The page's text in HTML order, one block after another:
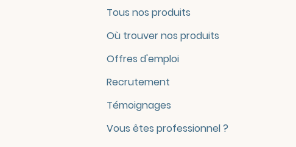
Tous nos produits
Où trouver nos produits
Offres d'emploi
Recrutement
Témoignages
Vous êtes professionnel ?